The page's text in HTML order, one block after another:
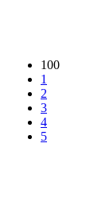
100
1
2
3
4
5